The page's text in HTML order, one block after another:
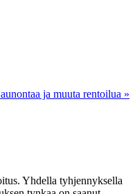
ja muuta rentoilua »
Yhdella tyhjennyksella